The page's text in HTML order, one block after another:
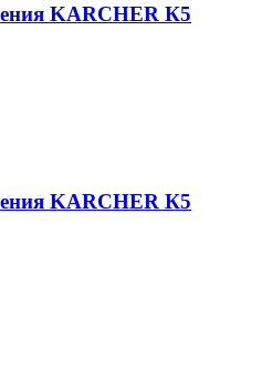
KARCHER К5
KARCHER К5